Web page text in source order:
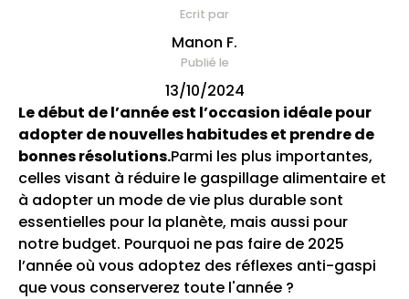
Ecrit par
Manon F.
Publié le
13/10/2024
Le début de l’année est l’occasion idéale pour
adopter de nouvelles habitudes et prendre de
bonnes résolutions.Parmi les plus importantes,
celles visant à réduire le gaspillage alimentaire et
à adopter un mode de vie plus durable sont
essentielles pour la planète, mais aussi pour
notre budget. Pourquoi ne pas faire de 2025
l’année où vous adoptez des réflexes anti-gaspi
que vous conserverez toute l'année ?